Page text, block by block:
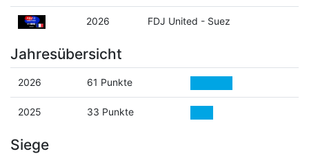
2026 FDJ United - Suez
Jahresübersicht
2026 61 Punkte
2025 33 Punkte
Siege